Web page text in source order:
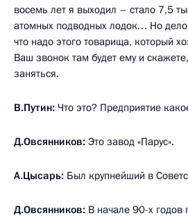
восемь лет я выходил – стало 7,5
атомных подводных лодок… Но
что надо этого товарища, который
Ваш звонок там будет ему и
заняться.
В.Путин: Что это? Предприятие
Д.Овсянников: Это завод «Парус».
А.Цысарь: Был крупнейший в
Д.Овсянников: В начале 90-х годов